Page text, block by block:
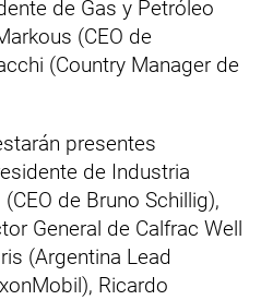
de Gas y Petróleo
(CEO de
(Country Manager de
presentes
de Industria
de Bruno Schillig),
General de Calfrac Well
(Argentina Lead
Ricardo